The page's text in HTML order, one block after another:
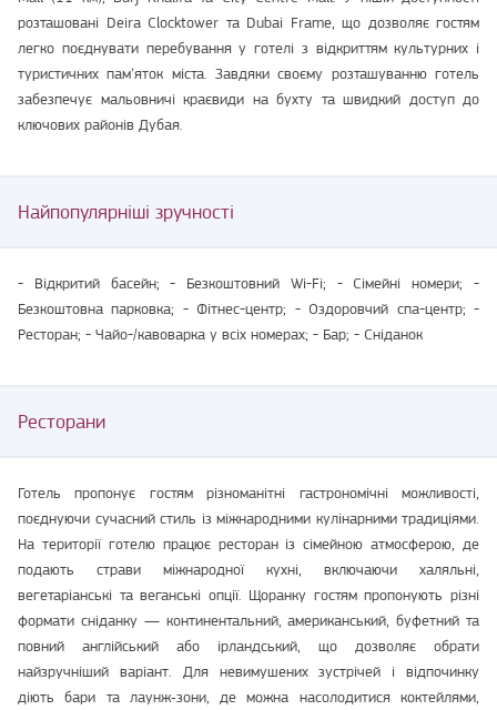
розташовані Deira Clocktower та Dubai Frame, що дозволяє гостям
легко поєднувати перебування у готелі з відкриттям культурних і
туристичних пам’яток міста. Завдяки своєму розташуванню готель
забезпечує мальовничі краєвиди на бухту та швидкий доступ до
ключових районів Дубая.
Найпопулярніші зручності
- Відкритий басейн; - Безкоштовний Wi-Fi; - Сімейні номери; -
Безкоштовна парковка; - Фітнес-центр; - Оздоровчий спа-центр; -
Ресторан; - Чайо-/кавоварка у всіх номерах; - Бар; - Сніданок
Ресторани
Готель пропонує гостям різноманітні гастрономічні можливості,
поєднуючи сучасний стиль із міжнародними кулінарними традиціями.
На території готелю працює ресторан із сімейною атмосферою, де
подають страви міжнародної кухні, включаючи халяльні,
вегетаріанські та веганські опції. Щоранку гостям пропонують різні
формати сніданку — континентальний, американський, буфетний та
повний англійський або ірландський, що дозволяє обрати
найзручніший варіант. Для невимушених зустрічей і відпочинку
діють бари та лаунж‑зони, де можна насолодитися коктейлями,